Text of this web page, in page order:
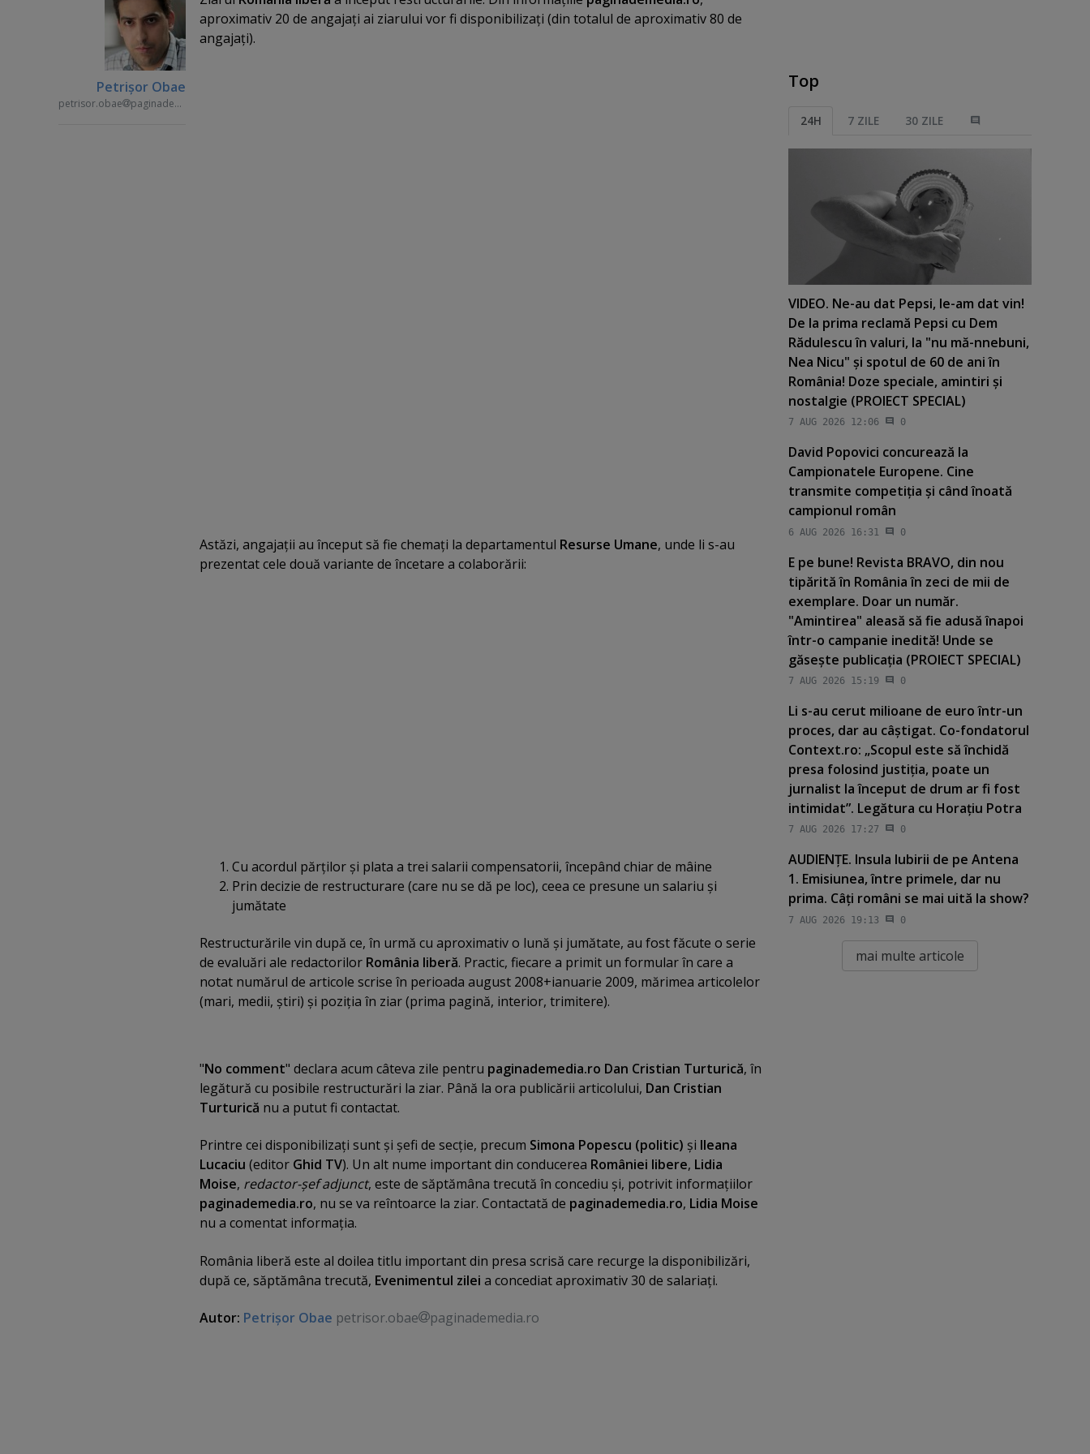
Petrişor Obae
petrisor.obae paginademedia.ro
aproximativ 20 de angajaţi ai ziarului vor fi disponibilizaţi (din totalul de aproximativ 80 de
angajaţi).
Astăzi, angajaţii au început să fie chemaţi la departamentul Resurse Umane, unde li s-au
prezentat cele două variante de încetare a colaborării:
Cu acordul părţilor şi plata a trei salarii compensatorii, începând chiar de mâine
Prin decizie de restructurare (care nu se dă pe loc), ceea ce presune un salariu şi
jumătate
Restructurările vin după ce, în urmă cu aproximativ o lună şi jumătate, au fost făcute o serie
de evaluări ale redactorilor România liberă. Practic, fiecare a primit un formular în care a
notat numărul de articole scrise în perioada august 2008+ianuarie 2009, mărimea articolelor
(mari, medii, ştiri) şi poziţia în ziar (prima pagină, interior, trimitere).
"No comment" declara acum câteva zile pentru paginademedia.ro Dan Cristian Turturică, în
legătură cu posibile restructurări la ziar. Până la ora publicării articolului, Dan Cristian
Turturică nu a putut fi contactat.
Printre cei disponibilizaţi sunt şi şefi de secţie, precum Simona Popescu (politic) şi Ileana
Lucaciu (editor Ghid TV). Un alt nume important din conducerea României libere, Lidia
Moise, redactor-şef adjunct, este de săptămâna trecută în concediu şi, potrivit informaţiilor
paginademedia.ro, nu se va reîntoarce la ziar. Contactată de paginademedia.ro, Lidia Moise
nu a comentat informaţia.
România liberă este al doilea titlu important din presa scrisă care recurge la disponibilizări,
după ce, săptămâna trecută, Evenimentul zilei a concediat aproximativ 30 de salariaţi.
Autor: Petrişor Obae petrisor.obae paginademedia.ro
Top
24H 7 ZILE 30 ZILE
VIDEO. Ne-au dat Pepsi, le-am dat vin!
De la prima reclamă Pepsi cu Dem
Rădulescu în valuri, la "nu mă-nnebuni,
Nea Nicu" şi spotul de 60 de ani în
România! Doze speciale, amintiri şi
nostalgie (PROIECT SPECIAL)
7 AUG 2026 12:06 0
David Popovici concurează la
Campionatele Europene. Cine
transmite competiţia şi când înoată
campionul român
6 AUG 2026 16:31 0
E pe bune! Revista BRAVO, din nou
tipărită în România în zeci de mii de
exemplare. Doar un număr.
"Amintirea" aleasă să fie adusă înapoi
într-o campanie inedită! Unde se
găseşte publicaţia (PROIECT SPECIAL)
7 AUG 2026 15:19 0
Li s-au cerut milioane de euro într-un
proces, dar au câştigat. Co-fondatorul
Context.ro: „Scopul este să închidă
presa folosind justiţia, poate un
jurnalist la început de drum ar fi fost
intimidat”. Legătura cu Horaţiu Potra
7 AUG 2026 17:27 0
AUDIENŢE. Insula Iubirii de pe Antena
1. Emisiunea, între primele, dar nu
prima. Câţi români se mai uită la show?
7 AUG 2026 19:13 0
mai multe articole